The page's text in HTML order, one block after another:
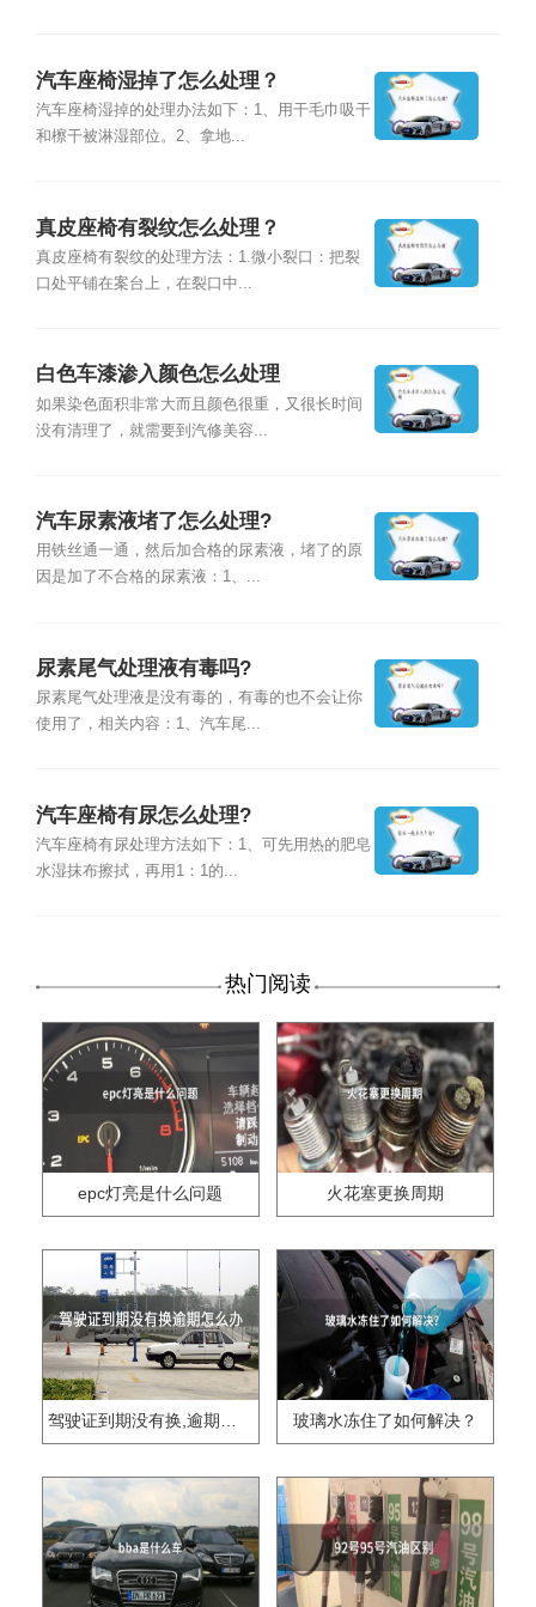
汽车座椅湿掉了怎么处理？
汽车座椅湿掉的处理办法如下：1、用干毛巾吸干
和檫干被淋湿部位。2、拿地...
真皮座椅有裂纹怎么处理？
真皮座椅有裂纹的处理方法：1.微小裂口：把裂
口处平铺在案台上，在裂口中...
白色车漆渗入颜色怎么处理
如果染色面积非常大而且颜色很重，又很长时间
没有清理了，就需要到汽修美容...
汽车尿素液堵了怎么处理?
用铁丝通一通，然后加合格的尿素液，堵了的原
因是加了不合格的尿素液：1、...
尿素尾气处理液有毒吗?
尿素尾气处理液是没有毒的，有毒的也不会让你
使用了，相关内容：1、汽车尾...
汽车座椅有尿怎么处理?
汽车座椅有尿处理方法如下：1、可先用热的肥皂
水湿抹布擦拭，再用1：1的...
热门阅读
epc灯亮是什么问题 火花塞更换周期
驾驶证到期没有换,逾期怎么办?? 玻璃水冻住了如何解决？